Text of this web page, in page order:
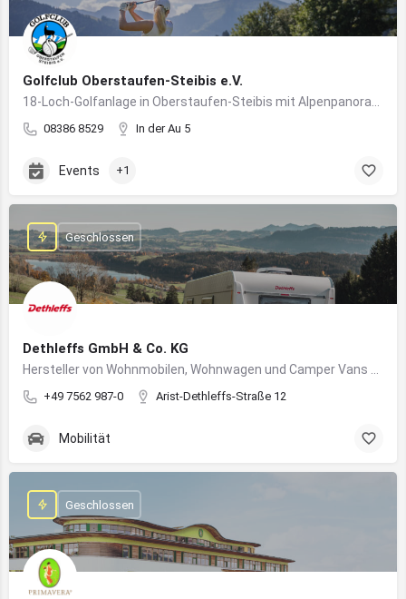
Golfclub Oberstaufen-Steibis e.V.
08386 8529 In der Au 5
Events +1
Dethleffs GmbH & Co. KG
+49 7562 987-0 Arist-Dethleffs-Straße 12
Geschlossen
Mobilität
Geschlossen